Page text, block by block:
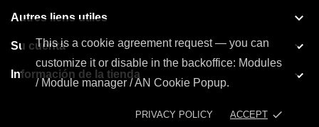
This is a cookie agreement request — you can
customize it or disable in the backoffice: Modules
/ Module manager / AN Cookie Popup.
PRIVACY POLICY ACCEPT done
Autres liens utiles 
Su cuenta 
Información de la tienda 